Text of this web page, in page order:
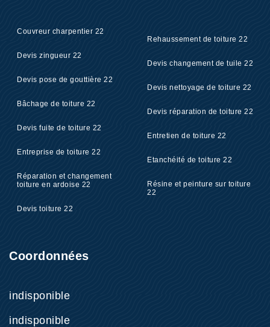
Couvreur charpentier 22
Devis zingueur 22
Devis pose de gouttière 22
Bâchage de toiture 22
Devis fuite de toiture 22
Entreprise de toiture 22
Réparation et changement
toiture en ardoise 22
Devis toiture 22
Rehaussement de toiture 22
Devis changement de tuile 22
Devis nettoyage de toiture 22
Devis réparation de toiture 22
Entretien de toiture 22
Etanchéité de toiture 22
Résine et peinture sur toiture
22
Coordonnées
indisponible
indisponible